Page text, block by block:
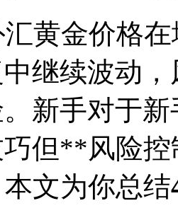
汇黄金价格
继续波动，
新手对于
但**风险
文为你总结